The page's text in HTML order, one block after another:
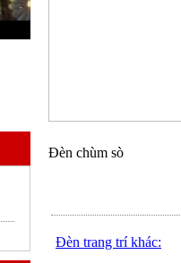
Đèn chùm sò
Đèn trang trí khác: